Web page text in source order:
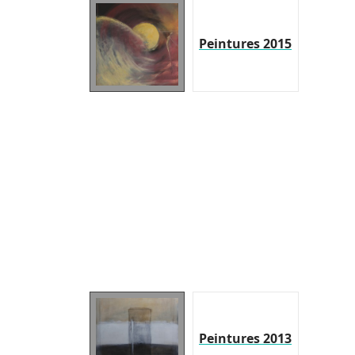
Peintures 2015
Peintures 2013